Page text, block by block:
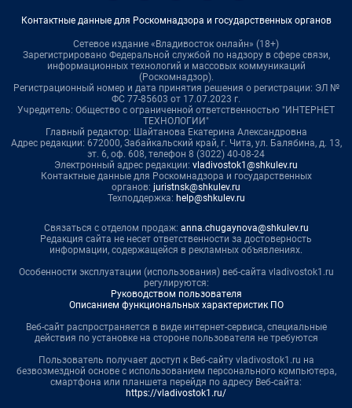
Контактные данные для Роскомнадзора и государственных органов
Сетевое издание «Владивосток онлайн» (18+)
Зарегистрировано Федеральной службой по надзору в сфере связи,
информационных технологий и массовых коммуникаций
(Роскомнадзор).
Регистрационный номер и дата принятия решения о регистрации: ЭЛ №
ФС 77-85603 от 17.07.2023 г.
Учредитель: Общество с ограниченной ответственностью "ИНТЕРНЕТ
ТЕХНОЛОГИИ"
Главный редактор: Шайтанова Екатерина Александровна
Адрес редакции: 672000, Забайкальский край, г. Чита, ул. Балябина, д. 13,
эт. 6, оф. 608, телефон 8 (3022) 40-08-24
Электронный адрес редакции: vladivostok1@shkulev.ru
Контактные данные для Роскомнадзора и государственных
органов: juristnsk@shkulev.ru
Техподдержка: help@shkulev.ru
Связаться с отделом продаж: anna.chugaynova@shkulev.ru
Редакция сайта не несет ответственности за достоверность
информации, содержащейся в рекламных объявлениях.
Особенности эксплуатации (использования) веб-сайта vladivostok1.ru
регулируются:
Руководством пользователя
Описанием функциональных характеристик ПО
Веб-сайт распространяется в виде интернет-сервиса, специальные
действия по установке на стороне пользователя не требуются
Пользователь получает доступ к Веб-сайту vladivostok1.ru на
безвозмездной основе с использованием персонального компьютера,
смартфона или планшета перейдя по адресу Веб-сайта:
https://vladivostok1.ru/